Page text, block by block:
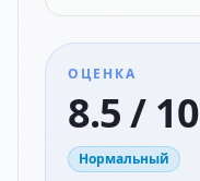
ОЦЕНКА
8.5 / 10
Нормальный